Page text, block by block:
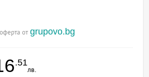
оферта от grupovo.bg
.51
лв.